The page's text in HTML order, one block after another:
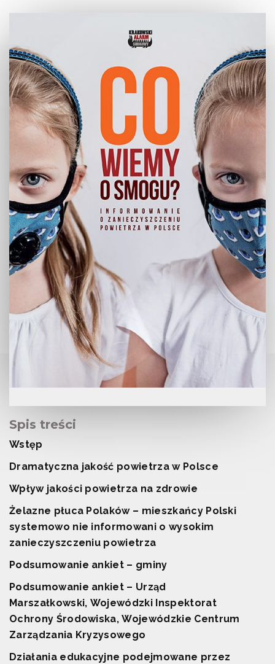
Spis treści
Wstęp
Dramatyczna jakość powietrza w Polsce
Wpływ jakości powietrza na zdrowie
Żelazne płuca Polaków – mieszkańcy Polski
systemowo nie informowani o wysokim
zanieczyszczeniu powietrza
Podsumowanie ankiet – gminy
Podsumowanie ankiet – Urząd
Marszałkowski, Wojewódzki Inspektorat
Ochrony Środowiska,Wojewódzkie Centrum
Zarządzania Kryzysowego
Działania edukacyjne podejmowane przez